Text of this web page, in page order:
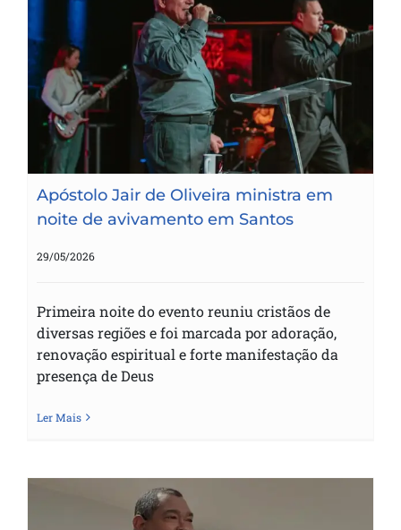
Apóstolo Jair de Oliveira ministra em
noite de avivamento em Santos
Apóstolo Jair de Oliveira ministra em
noite de avivamento em Santos
29/05/2026
Primeira noite do evento reuniu cristãos de
diversas regiões e foi marcada por adoração,
renovação espiritual e forte manifestação da
presença de Deus
Ler Mais